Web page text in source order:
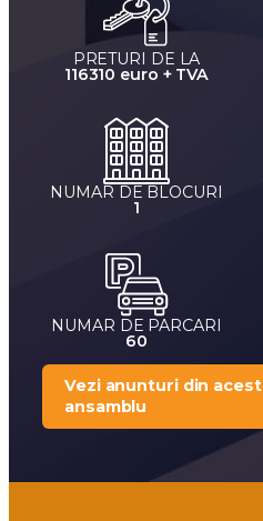
PRETURI DE LA
116310 euro + TVA
NUMAR DE BLOCURI
1
NUMAR DE PARCARI
60
Vezi anunturi din acest
ansamblu